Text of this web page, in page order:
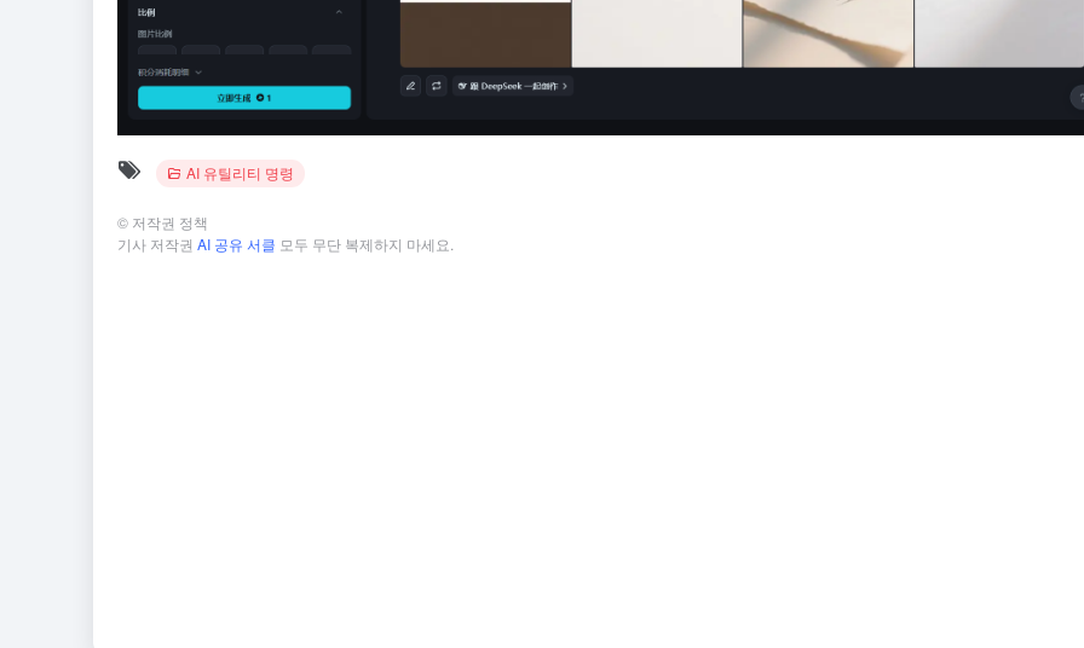
AI 유틸리티 명령
© 저작권 정책
기사 저작권 AI 공유 서클 모두 무단 복제하지 마세요.